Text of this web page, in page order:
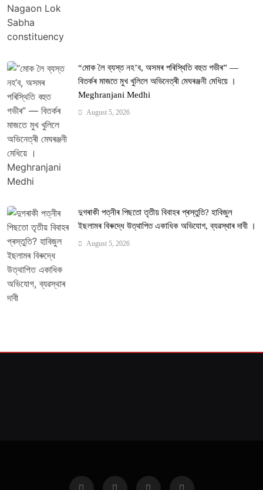
“মোক লৈ ব্যস্ত নহ’ব, অসমৰ পৰিস্থিতি বহুত গভীৰ” —
বিতৰ্কৰ মাজতে মুখ খুলিলে অভিনেত্ৰী মেঘৰঞ্জনী মেধিয়ে ।
Meghranjani Medhi
August 5, 2026
দুগৰাকী পত্নীৰ পিছতো তৃতীয় বিবাহৰ প্ৰস্তুতি? হাবিজুল
ইছলামৰ বিৰুদ্ধে উত্থাপিত একাধিক অভিযোগ, ব্যৱস্থাৰ দাবী ।
August 5, 2026